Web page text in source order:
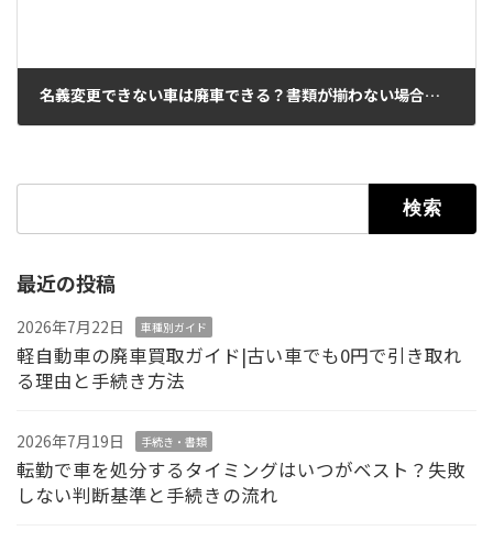
名義変更できない車は廃車できる？書類が揃わない場合の現実的な対処法
最近の投稿
2026年7月22日 車種別ガイド
軽自動車の廃車買取ガイド|古い車でも0円で引き取れ
る理由と手続き方法
2026年7月19日 手続き・書類
転勤で車を処分するタイミングはいつがベスト？失敗
しない判断基準と手続きの流れ